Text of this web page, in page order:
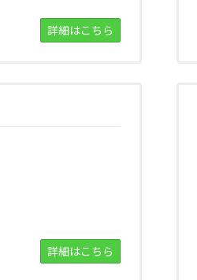
詳細はこちら
詳細はこちら